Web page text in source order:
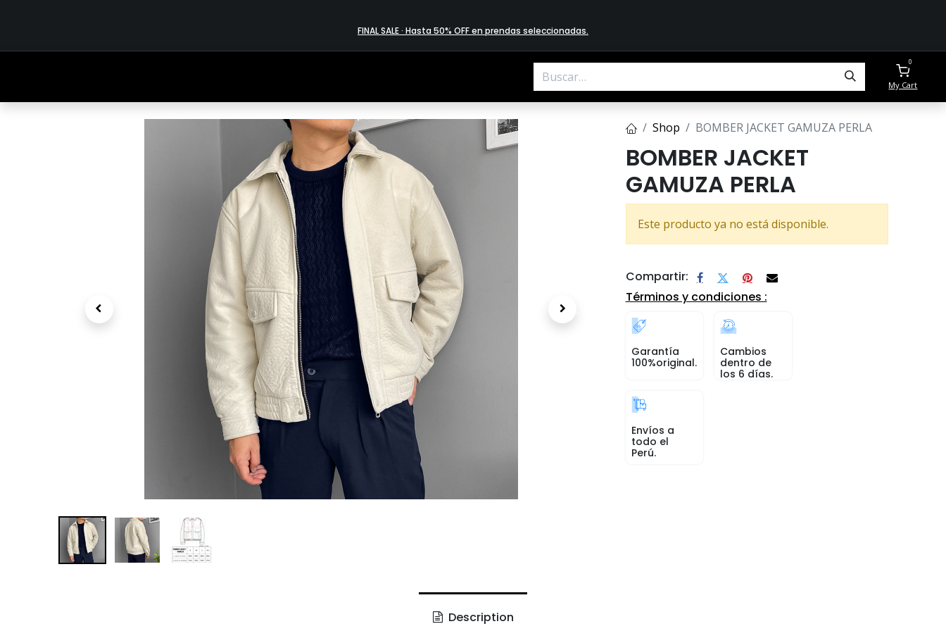
FINAL SALE · Hasta 50% OFF en prendas​ selecciona​das.
0
My Cart
Shop BOMBER JACKET GAMUZA PERLA
BOMBER JACKET
GAMUZA PERLA
Este producto ya no está disponible.
Compartir:
Términos y condiciones :
Garantía
100%original.
Cambios
dentro de
los 6 días.
Envíos a
todo el
Perú.
Description